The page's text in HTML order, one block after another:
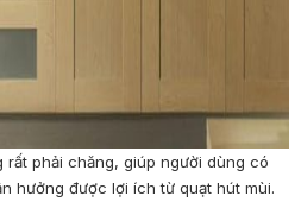
rất phải chăng, giúp người dùng có
hưởng được lợi ích từ quạt hút mùi.